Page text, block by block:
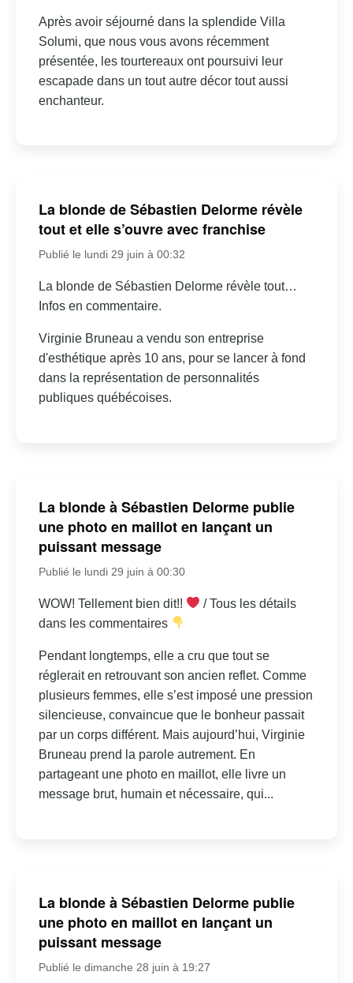
Après avoir séjourné dans la splendide Villa
Solumi, que nous vous avons récemment
présentée, les tourtereaux ont poursuivi leur
escapade dans un tout autre décor tout aussi
enchanteur.
La blonde de Sébastien Delorme révèle
tout et elle s’ouvre avec franchise
Publié le lundi 29 juin à 00:32
La blonde de Sébastien Delorme révèle tout…
Infos en commentaire.
Virginie Bruneau a vendu son entreprise
d'esthétique après 10 ans, pour se lancer à fond
dans la représentation de personnalités
publiques québécoises.
La blonde à Sébastien Delorme publie
une photo en maillot en lançant un
puissant message
Publié le lundi 29 juin à 00:30
WOW! Tellement bien dit!!
/ Tous les détails
dans les commentaires
Pendant longtemps, elle a cru que tout se
réglerait en retrouvant son ancien reflet. Comme
plusieurs femmes, elle s’est imposé une pression
silencieuse, convaincue que le bonheur passait
par un corps différent. Mais aujourd’hui, Virginie
Bruneau prend la parole autrement. En
partageant une photo en maillot, elle livre un
message brut, humain et nécessaire, qui...
La blonde à Sébastien Delorme publie
une photo en maillot en lançant un
puissant message
Publié le dimanche 28 juin à 19:27